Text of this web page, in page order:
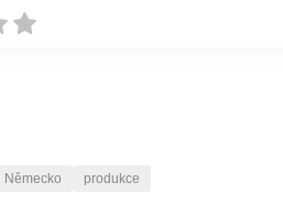
Německo produkce